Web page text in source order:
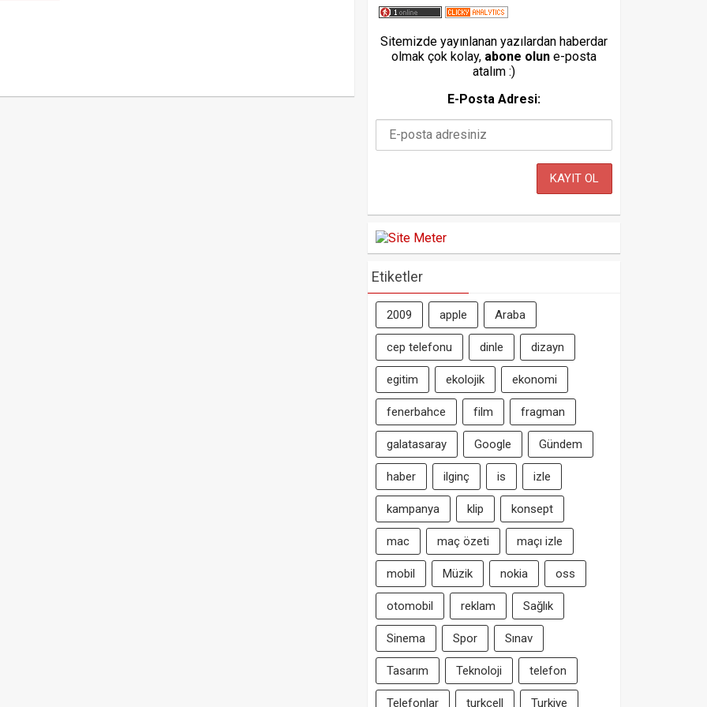
Sitemizde yayınlanan yazılardan haberdar
olmak çok kolay, abone olun e-posta
atalım :)
E-Posta Adresi:
Etiketler
2009 apple Araba
cep telefonu dinle dizayn
egitim ekolojik ekonomi
fenerbahce film fragman
galatasaray Google Gündem
haber ilginç is izle
kampanya klip konsept
mac maç özeti maçı izle
mobil Müzik nokia oss
otomobil reklam Sağlık
Sinema Spor Sınav
Tasarım Teknoloji telefon
Telefonlar turkcell Turkiye